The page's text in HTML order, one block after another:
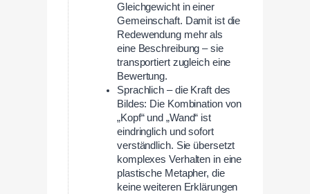
Gleichgewicht in einer
Gemeinschaft. Damit ist die
Redewendung mehr als
eine Beschreibung – sie
transportiert zugleich eine
Bewertung.
Sprachlich – die Kraft des
Bildes: Die Kombination von
„Kopf“ und „Wand“ ist
eindringlich und sofort
verständlich. Sie übersetzt
komplexes Verhalten in eine
plastische Metapher, die
keine weiteren Erklärungen